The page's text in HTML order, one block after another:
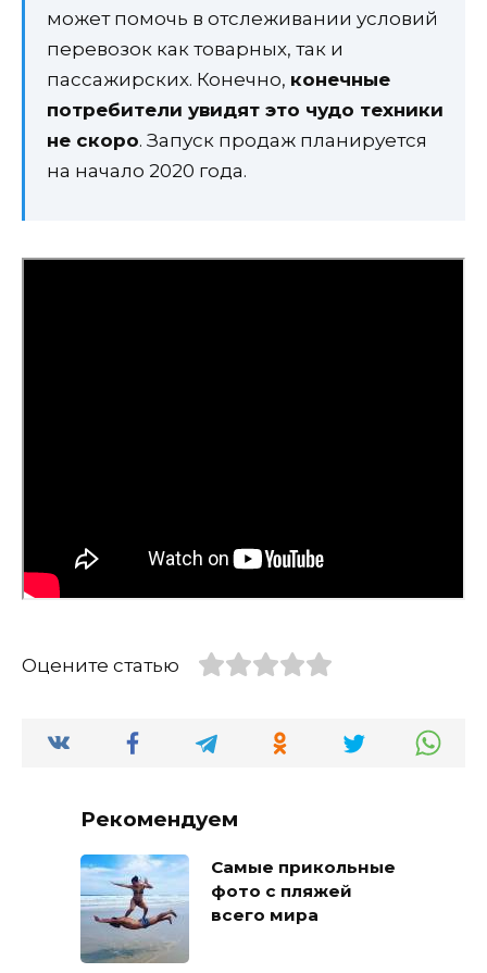
может помочь в отслеживании условий
перевозок как товарных, так и
пассажирских. Конечно, конечные
потребители увидят это чудо техники
не скоро. Запуск продаж планируется
на начало 2020 года.
Оцените статью
Рекомендуем
Самые прикольные
фото с пляжей
всего мира